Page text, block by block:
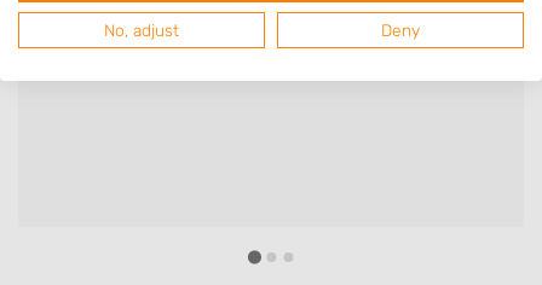
Bert
Bedrijf: FZ Hoveniers
No, adjust Deny